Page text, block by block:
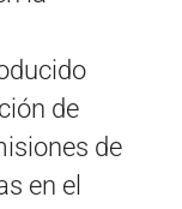
de
de
en el